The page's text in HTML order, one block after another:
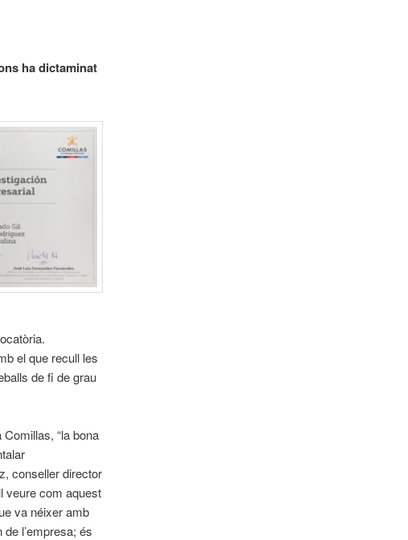
ha dictaminat
el que recull les
de fi de grau
“la bona
conseller director
veure com aquest
va néixer amb
l’empresa; és